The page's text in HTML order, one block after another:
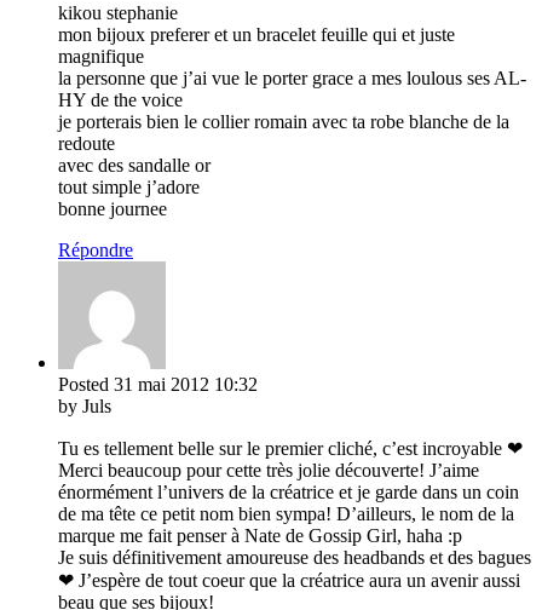
kikou stephanie
mon bijoux preferer et un bracelet feuille qui et juste
magnifique
la personne que j’ai vue le porter grace a mes loulous ses AL-
HY de the voice
je porterais bien le collier romain avec ta robe blanche de la
redoute
avec des sandalle or
tout simple j’adore
bonne journee
Répondre
Posted 31 mai 2012 10:32
by Juls
Tu es tellement belle sur le premier cliché, c’est incroyable ❤
Merci beaucoup pour cette très jolie découverte! J’aime
énormément l’univers de la créatrice et je garde dans un coin
de ma tête ce petit nom bien sympa! D’ailleurs, le nom de la
marque me fait penser à Nate de Gossip Girl, haha :p
Je suis définitivement amoureuse des headbands et des bagues
❤ J’espère de tout coeur que la créatrice aura un avenir aussi
beau que ses bijoux!